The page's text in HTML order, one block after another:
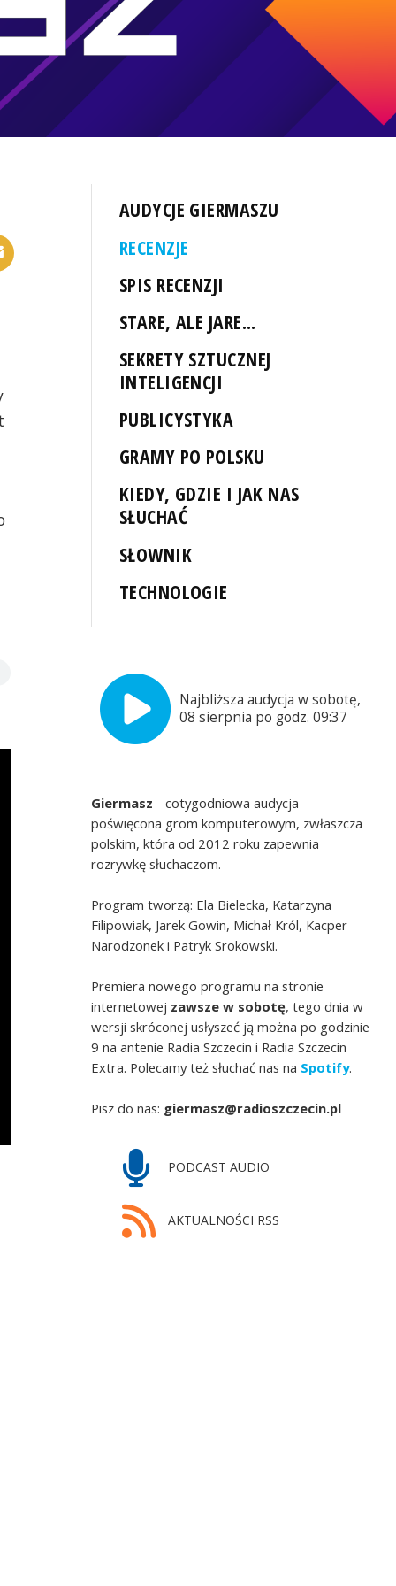
AUDYCJE GIERMASZU
RECENZJE
SPIS RECENZJI
STARE, ALE JARE...
SEKRETY SZTUCZNEJ
INTELIGENCJI
PUBLICYSTYKA
GRAMY PO POLSKU
KIEDY, GDZIE I JAK NAS
SŁUCHAĆ
SŁOWNIK
TECHNOLOGIE
Najbliższa audycja w sobotę,
08 sierpnia po godz. 09:37
Giermasz - cotygodniowa audycja
poświęcona grom komputerowym, zwłaszcza
polskim, która od 2012 roku zapewnia
rozrywkę słuchaczom.
Program tworzą: Ela Bielecka, Katarzyna
Filipowiak, Jarek Gowin, Michał Król, Kacper
Narodzonek i Patryk Srokowski.
Premiera nowego programu na stronie
internetowej zawsze w sobotę, tego dnia w
wersji skróconej usłyszeć ją można po godzinie
9 na antenie Radia Szczecin i Radia Szczecin
Extra. Polecamy też słuchać nas na Spotify.
Pisz do nas: giermasz@radioszczecin.pl
PODCAST AUDIO
AKTUALNOŚCI RSS